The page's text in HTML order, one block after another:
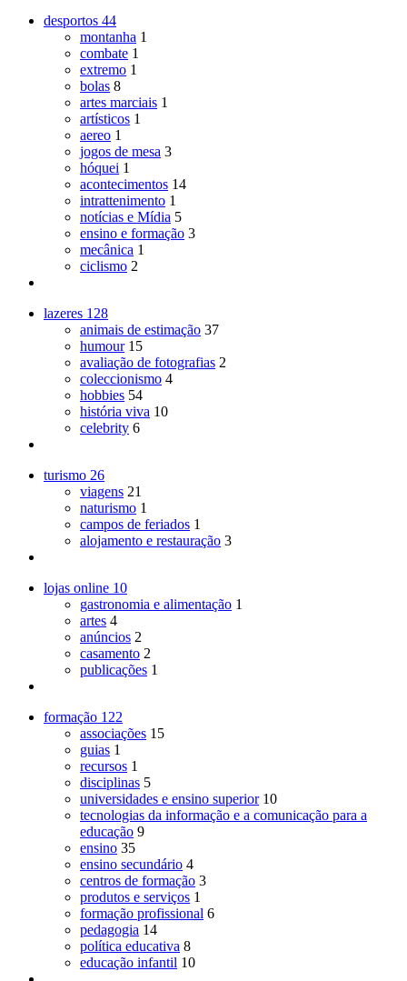
desportos 44
montanha 1
combate 1
extremo 1
bolas 8
artes marciais 1
artísticos 1
aereo 1
jogos de mesa 3
hóquei 1
acontecimentos 14
intrattenimento 1
notícias e Mídia 5
ensino e formação 3
mecânica 1
ciclismo 2
lazeres 128
animais de estimação 37
humour 15
avaliação de fotografias 2
coleccionismo 4
hobbies 54
história viva 10
celebrity 6
turismo 26
viagens 21
naturismo 1
campos de feriados 1
alojamento e restauração 3
lojas online 10
gastronomia e alimentação 1
artes 4
anúncios 2
casamento 2
publicações 1
formação 122
associações 15
guias 1
recursos 1
disciplinas 5
universidades e ensino superior 10
tecnologias da informação e a comunicação para a
educação 9
ensino 35
ensino secundário 4
centros de formação 3
produtos e serviços 1
formação profissional 6
pedagogia 14
política educativa 8
educação infantil 10